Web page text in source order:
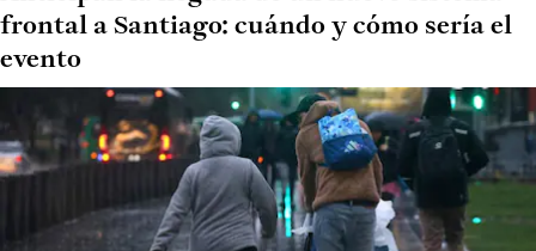
frontal a Santiago: cuándo y cómo sería el
evento